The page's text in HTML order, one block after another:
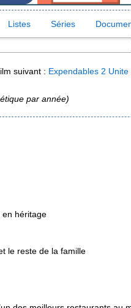
Listes Séries
suivant : Expendables 2 Unite
par année)
en héritage
le reste de la famille